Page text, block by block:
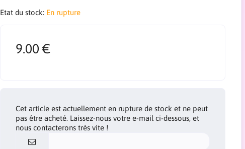
Etat du stock: En rupture
9.00 €
Cet article est actuellement en rupture de stock et ne peut
pas être acheté. Laissez-nous votre e-mail ci-dessous, et
nous contacterons très vite !